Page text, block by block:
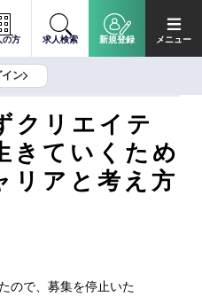
の方 求人検索 新規登録 メニュー
イン
クリエイテ
きていくため
リアと考え方
ので、募集を停止いた